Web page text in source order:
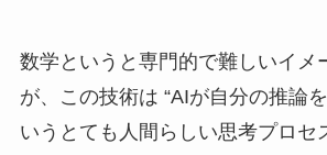
数学というと専門的で難しいイメ
が、この技術は “AIが自分の推論
いうとても人間らしい思考プロセ